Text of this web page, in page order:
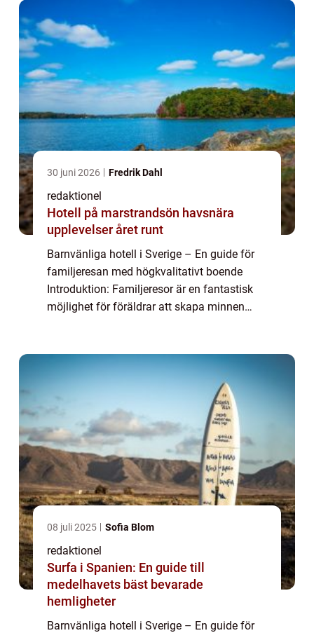
30 juni 2026 Fredrik Dahl
redaktionel
Hotell på marstrandsön havsnära
upplevelser året runt
Barnvänliga hotell i Sverige – En guide för
familjeresan med högkvalitativt boende
Introduktion: Familjeresor är en fantastisk
möjlighet för föräldrar att skapa minnen
08 juli 2025 Sofia Blom
redaktionel
Surfa i Spanien: En guide till
medelhavets bäst bevarade
hemligheter
Barnvänliga hotell i Sverige – En guide för